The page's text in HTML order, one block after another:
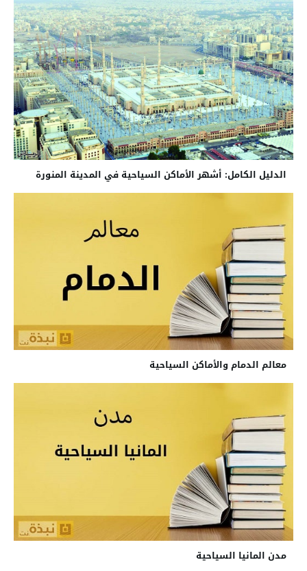
الدليل الكامل: أشهر الأماكن السياحية في المدينة المنورة
معالم الدمام والأماكن السياحية
مدن المانيا السياحية